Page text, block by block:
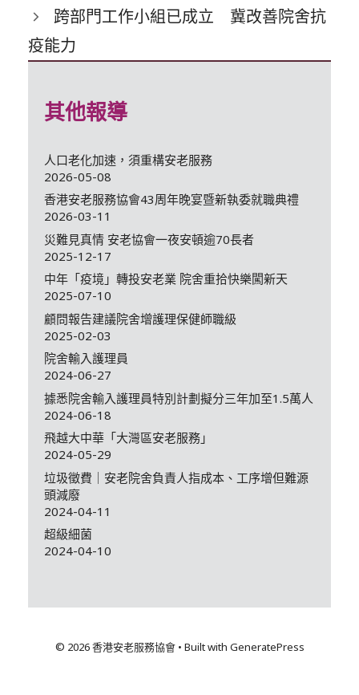
跨部門工作小組已成立 冀改善院舍抗
疫能力
其他報導
人口老化加速，須重構安老服務
2026-05-08
香港安老服務協會43周年晚宴暨新執委就職典禮
2026-03-11
災難見真情 安老協會一夜安頓逾70長者
2025-12-17
中年「疫境」轉投安老業 院舍重拾快樂闖新天
2025-07-10
顧問報告建議院舍增護理保健師職級
2025-02-03
院舍輸入護理員
2024-06-27
據悉院舍輸入護理員特別計劃擬分三年加至1.5萬人
2024-06-18
飛越大中華「大灣區安老服務」
2024-05-29
垃圾徵費｜安老院舍負責人指成本、工序增但難源
頭減廢
2024-04-11
超級細菌
2024-04-10
© 2026 香港安老服務協會• Built with GeneratePress